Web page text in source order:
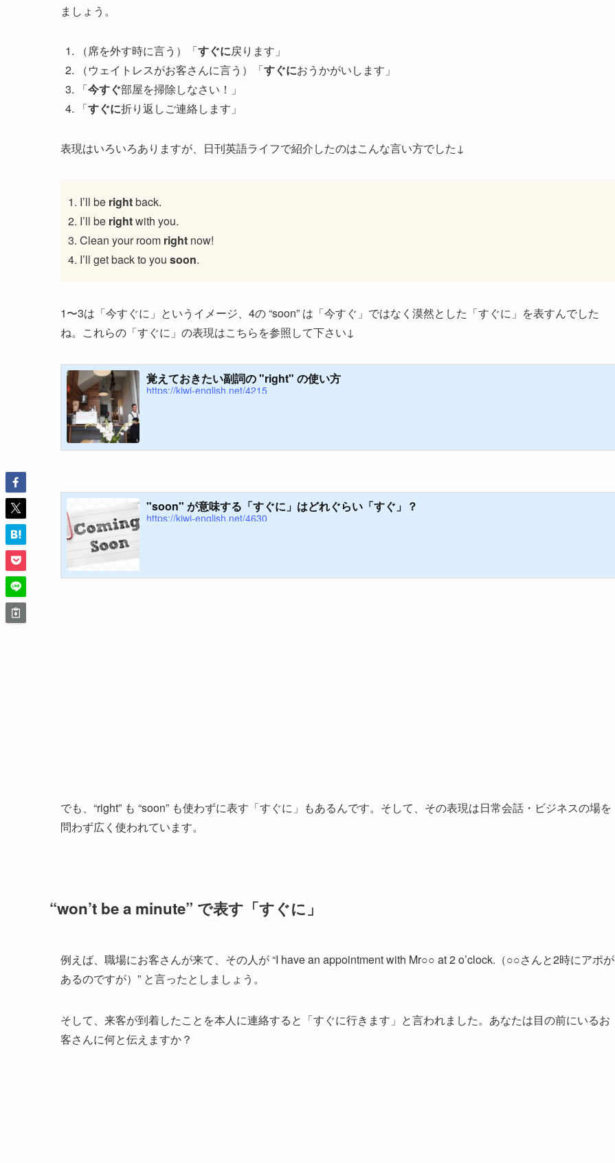
ましょう。
（席を外す時に言う）「すぐに戻ります」
（ウェイトレスがお客さんに言う）「すぐにおうかがいします」
「今すぐ部屋を掃除しなさい！」
「すぐに折り返しご連絡します」
表現はいろいろありますが、日刊英語ライフで紹介したのはこんな言い方でした↓
I’ll be rightback.
I’ll be rightwith you.
Clean your room right now!
I’ll get back to you soon.
1〜3は「今すぐに」というイメージ、4の “soon” は「今すぐ」ではなく漠然とした「すぐに」を表すんでした
ね。これらの「すぐに」の表現はこちらを参照して下さい↓
覚えておきたい副詞の "right" の使い方
https://kiwi-english.net/4215
"soon" が意味する「すぐに」はどれぐらい「すぐ」？
https://kiwi-english.net/4630
でも、“right” も “soon” も使わずに表す「すぐに」もあるんです。そして、その表現は日常会話・ビジネスの場を
問わず広く使われています。
“won’t be a minute” で表す「すぐに」
例えば、職場にお客さんが来て、その人が “I have an appointment with Mr○○ at 2 o’clock.（○○さんと2時にアポが
あるのですが）” と言ったとしましょう。
そして、来客が到着したことを本人に連絡すると「すぐに行きます」と言われました。あなたは目の前にいるお
客さんに何と伝えますか？